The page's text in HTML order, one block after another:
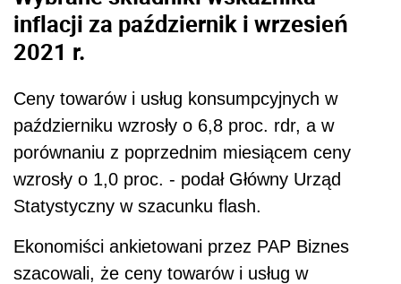
inflacji za październik i wrzesień
2021 r.
Ceny towarów i usług konsumpcyjnych w
październiku wzrosły o 6,8 proc. rdr, a w
porównaniu z poprzednim miesiącem ceny
wzrosły o 1,0 proc. - podał Główny Urząd
Statystyczny w szacunku flash.
Ekonomiści ankietowani przez PAP Biznes
szacowali, że ceny towarów i usług w